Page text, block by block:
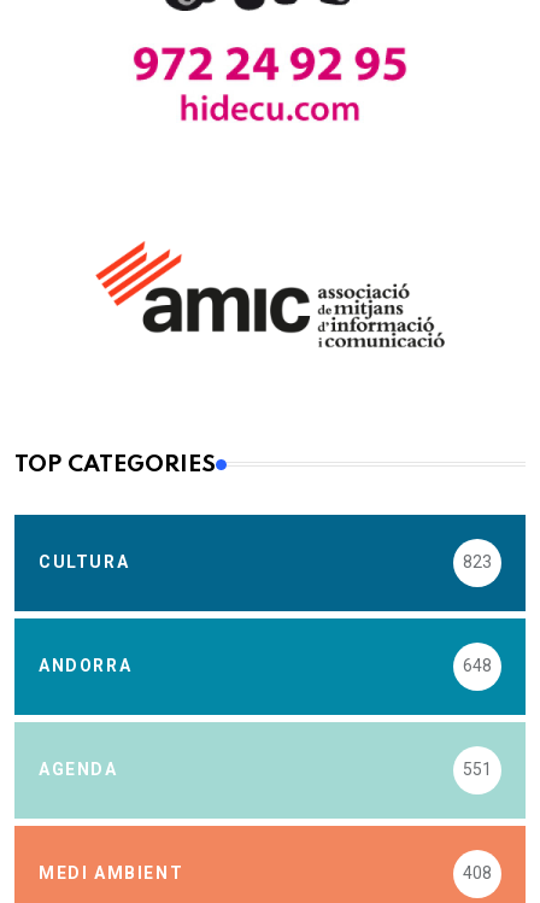
TOP CATEGORIES
CULTURA 823
ANDORRA 648
AGENDA 551
MEDI AMBIENT 408